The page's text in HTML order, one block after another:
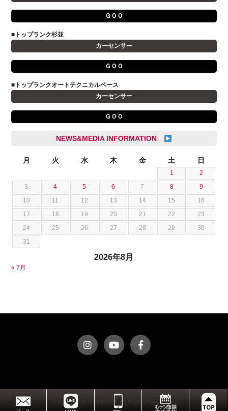
小澤 孝久
小野 利公
山本 大輔
岩井 裕一
横井 直樹
石川 成一郎
荒居 力哉
荻野 雅史
菊池 大誠
藤本 京弥
西川 諒
アストンマーティン
アルファロメオ
キャデラック
クライスラー
クライスラージープ
スズキ
ダッジ
テスラ
トヨタ
ニッサン
フェラーリ
フォルクスワーゲン
ポルシェ
ミニ
ＧＯＯ
■トップランク杉並
カーセンサー
ＧＯＯ
■トップランクオートテクニカルベース
カーセンサー
ＧＯＯ
NEWS&MEDIA INFORMATION
2026年8月
月 火 水 木 金 土 日
1
2
3
4 5 6 7 8
9
10
11 12 13 14 15
16
17
18 19 20 21 22
23
24
25 26 27 28 29
30
31
« 7月
Copyright © TOPRANK All Rights Reserved.